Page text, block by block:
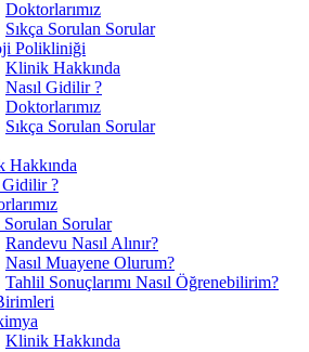
Doktorlarımız
Sıkça Sorulan Sorular
Polikliniği
Klinik Hakkında
Nasıl Gidilir ?
Doktorlarımız
Sıkça Sorulan Sorular
Hakkında
Gidilir ?
Sorulan Sorular
Randevu Nasıl Alınır?
Nasıl Muayene Olurum?
Tahlil Sonuçlarımı Nasıl Öğrenebilirim?
Klinik Hakkında